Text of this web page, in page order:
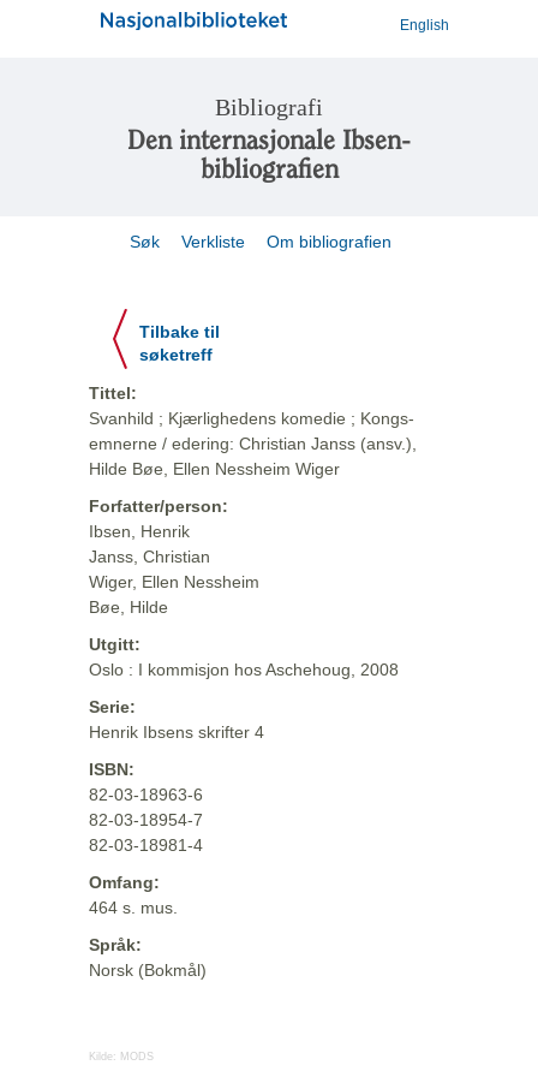
English
Bibliografi
Den internasjonale Ibsen-
bibliografien
Søk Verkliste Om bibliografien
Tilbake til
søketreff
Tittel:
Svanhild ; Kjærlighedens komedie ; Kongs-
emnerne / edering: Christian Janss (ansv.),
Hilde Bøe, Ellen Nessheim Wiger
Forfatter/person:
Ibsen, Henrik
Janss, Christian
Wiger, Ellen Nessheim
Bøe, Hilde
Utgitt:
Oslo : I kommisjon hos Aschehoug, 2008
Serie:
Henrik Ibsens skrifter 4
ISBN:
82-03-18963-6
82-03-18954-7
82-03-18981-4
Omfang:
464 s. mus.
Språk:
Norsk (Bokmål)
Kilde: MODS